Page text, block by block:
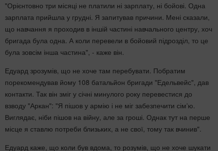
"Орієнтовно три місяці не платили ні зарплату, ні бойові. Одна
зарплата прийшла у грудні. Я запитував причини. Мені сказали,
що навчання я проходив в іншій частині навчального центру, хоч
бригада була одна. А коли перевели в бойовий підрозділ, то це
була зовсім інша частина", - каже він.
Едуард зрозумів, що не хоче там перебувати. Побратим
порекомендував йому 108 батальйон бригади "Едельвейс", дав
контакти. Так він зміг у січні минулого року перевестися до
взводу "Аркан": "Я пішов у армію і не міг забезпечити сімʼю.
Виглядає, ніби пішов на війну, але за гроші. Однак тут на перше
місце я ставлю потреби близьких, а не свої, тому так вчинив".
Едуард каже, що коли був вдома, то розумів, що не хоче шукати